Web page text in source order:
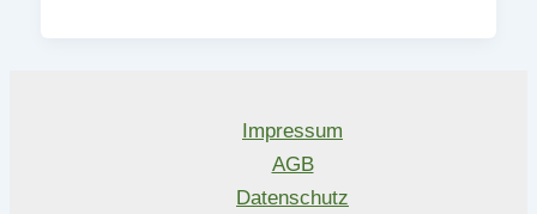
Impressum
AGB
Datenschutz